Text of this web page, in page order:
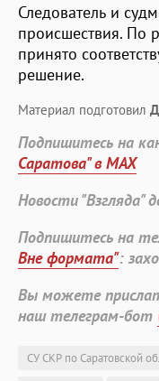
Следователь и
происшествия. По
принято
решение.
Материал подготовил
Подпишитесь на
Саратова" в MAX
Новости "Взгляда"
Подпишитесь на
Вне формата":
Вы можете
наш телеграм-бот
СУ СКР по Саратовской